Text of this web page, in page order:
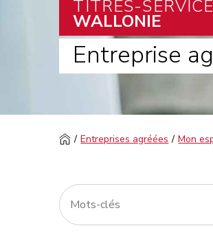
TITRES-
WALLONIE
Entreprise
Entreprises agréées Mon